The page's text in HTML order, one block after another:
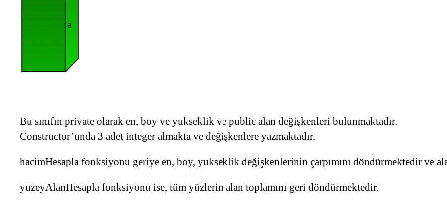
Bu sınıfın private olarak en, boy ve yukseklik ve public alan değişkenleri bulunmaktadır.
Constructor’unda 3 adet integer almakta ve değişkenlere yazmaktadır.
hacimHesapla fonksiyonu geriye en, boy, yukseklik değişkenlerinin çarpımını döndürmektedir ve
yuzeyAlanHesapla fonksiyonu ise, tüm yüzlerin alan toplamını geri döndürmektedir.